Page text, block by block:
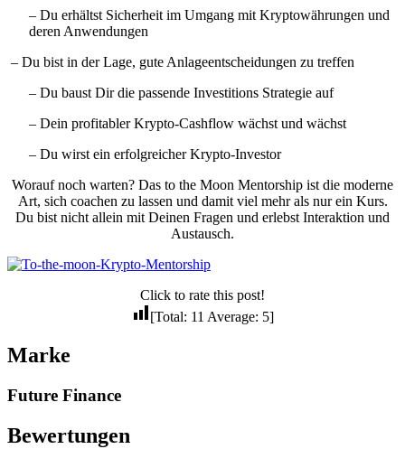
– Du erhältst Sicherheit im Umgang mit Kryptowährungen und
deren Anwendungen
– Du bist in der Lage, gute Anlageentscheidungen zu treffen
– Du baust Dir die passende Investitions Strategie auf
– Dein profitabler Krypto-Cashflow wächst und wächst
– Du wirst ein erfolgreicher Krypto-Investor
Worauf noch warten? Das to the Moon Mentorship ist die moderne
Art, sich coachen zu lassen und damit viel mehr als nur ein Kurs.
Du bist nicht allein mit Deinen Fragen und erlebst Interaktion und
Austausch.
Click to rate this post!
[Total: 11 Average: 5]
Marke
Future Finance
Bewertungen